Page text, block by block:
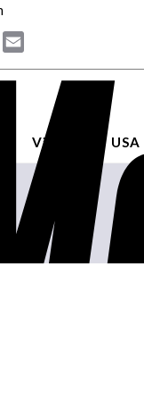
Världen USA